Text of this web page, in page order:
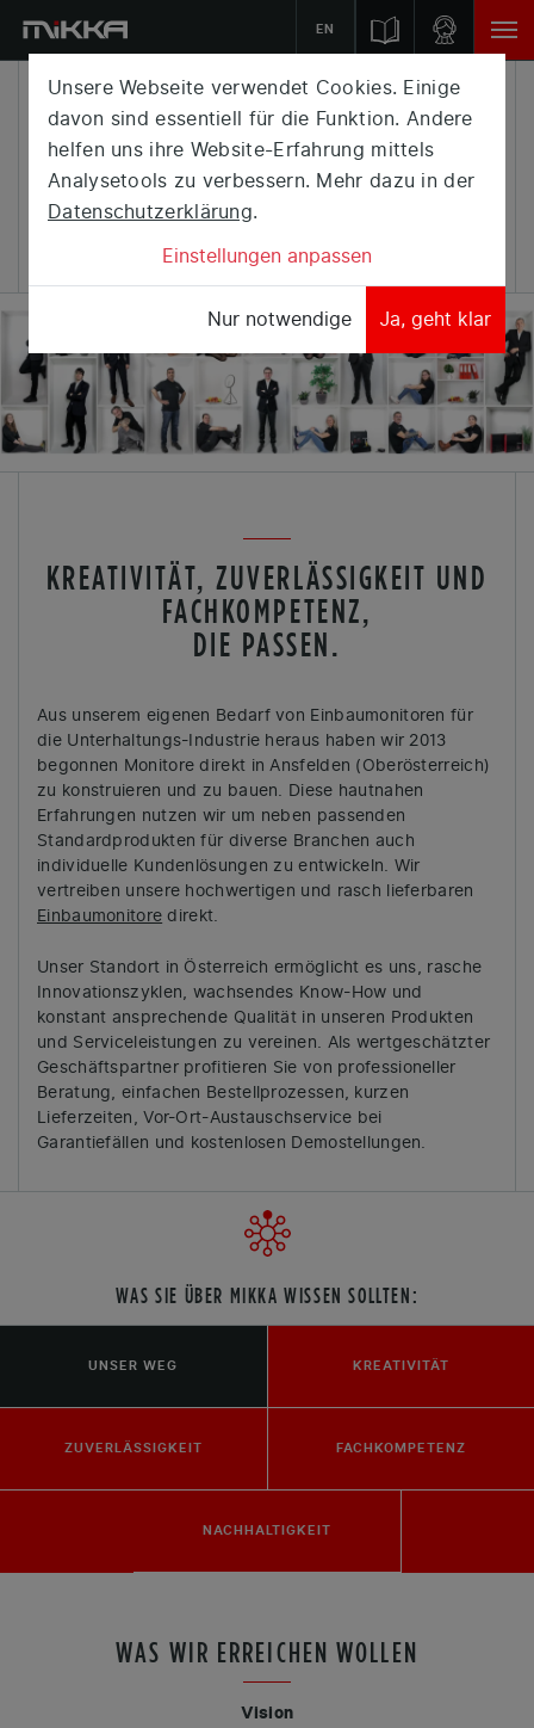
EN
IMMER
AM SCHIRM,
VISIONEN.
KREATIVITÄT, ZUVERLÄSSIGKEIT UND
FACHKOMPETENZ,
DIE PASSEN.
Aus unserem eigenen Bedarf von Einbaumonitoren für
die Unterhaltungs-Industrie heraus haben wir 2013
begonnen Monitore direkt in Ansfelden (Oberösterreich)
zu konstruieren und zu bauen. Diese hautnahen
Erfahrungen nutzen wir um neben passenden
Standardprodukten für diverse Branchen auch
individuelle Kundenlösungen zu entwickeln. Wir
vertreiben unsere hochwertigen und rasch lieferbaren
Einbaumonitoredirekt.
Unser Standort in Österreich ermöglicht es uns, rasche
Innovationszyklen, wachsendes Know-How und
konstant ansprechende Qualität in unseren Produkten
und Serviceleistungen zu vereinen. Als wertgeschätzter
Geschäftspartner profitieren Sie von professioneller
Beratung, einfachen Bestellprozessen, kurzen
Lieferzeiten, Vor-Ort-Austauschservice bei
Garantiefällen und kostenlosen Demostellungen.
WAS SIE ÜBER MIKKA WISSEN SOLLTEN:
UNSER WEG KREATIVITÄT
ZUVERLÄSSIGKEIT FACHKOMPETENZ
NACHHALTIGKEIT
WAS WIR ERREICHEN WOLLEN
Vision
Unsere Webseite verwendet Cookies. Einige
davon sind essentiell für die Funktion. Andere
helfen uns ihre Website-Erfahrung mittels
Analysetools zu verbessern. Mehr dazu in der
Datenschutzerklärung.
Einstellungen anpassen
Nur notwendige Ja, geht klar